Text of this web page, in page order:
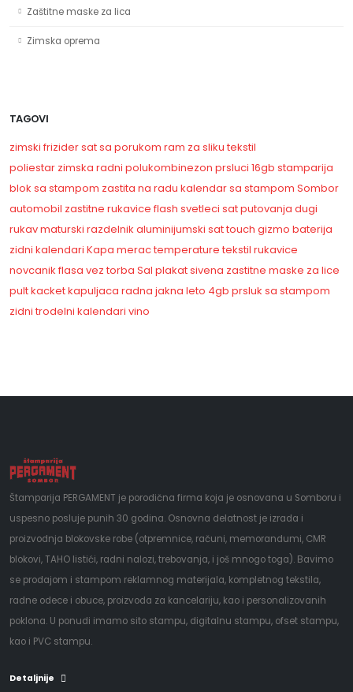
Zaštitne maske za lica
Zimska oprema
TAGOVI
zimski frizidersat sa porukom ram za sliku tekstil
poliestar zimska radni polukombinezon prsluci 16gb stamparija
blok sa stampom zastita na radu kalendar sa stampom Sombor
automobil zastitne rukavice flash svetleci satputovanja dugi
rukavmaturski razdelnik aluminijumski sattouch gizmo baterija
zidni kalendari Kapa merac temperature tekstil rukavice
novcanik flasa vez torba Sal plakatsivena zastitne maske za lice
pultkacketkapuljaca radna jakna leto 4gb prsluk sa stampom
zidni trodelni kalendari vino
Štamparija PERGAMENT je porodična firma koja je osnovana u Somboru i
uspesno posluje punih 30 godina. Osnovna delatnost je izrada i
proizvodnja blokovske robe (otpremnice, računi, memorandumi, CMR
blokovi, TAHO listići, radni nalozi, trebovanja, i još mnogo toga). Bavimo
se prodajom i stampom reklamnog materijala, kompletnog tekstila,
radne odece i obuce, proizvoda za kancelariju, kao i personalizovanih
poklona. U ponudi imamo sito stampu, digitalnu stampu, ofset stampu,
kao i PVC stampu.
Detaljnije